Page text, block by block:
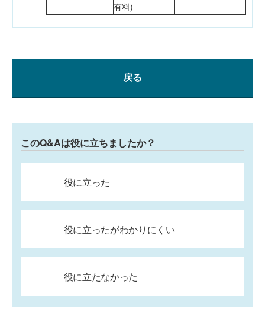
有料)
戻る
このQ&Aは役に立ちましたか？
役に立った
役に立ったがわかりにくい
役に立たなかった